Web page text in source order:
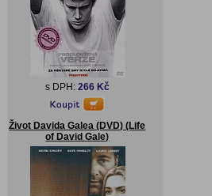
s DPH: 266 Kč
Život Davida Galea (DVD) (Life
of David Gale)